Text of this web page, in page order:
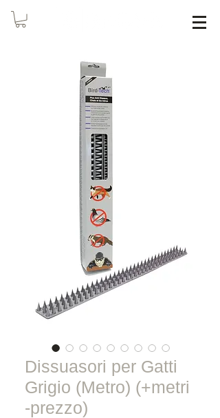
Dissuasori per Gatti
Grigio (Metro) (+metri
-prezzo)